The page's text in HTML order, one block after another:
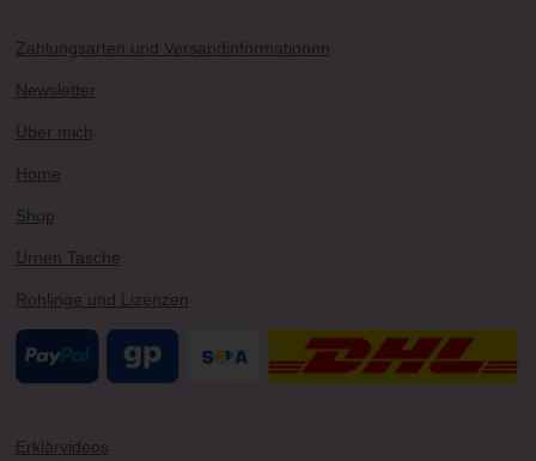
a
g
a
b
r
k
o
Zahlungsarten und Versandinformationen
Newsletter
Über mich
Home
Shop
Urnen Tasche
Rohlinge und Lizenzen
Erklärvideos